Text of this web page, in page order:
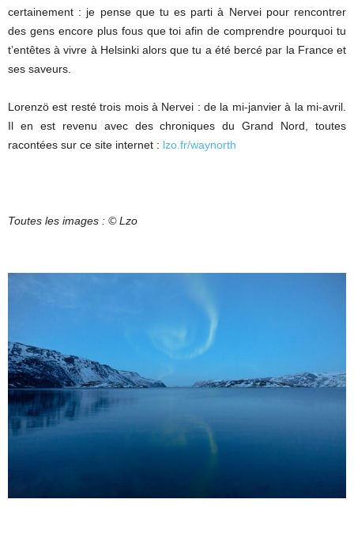
certainement : je pense que tu es parti à Nervei pour rencontrer
des gens encore plus fous que toi afin de comprendre pourquoi tu
t’entêtes à vivre à Helsinki alors que tu a été bercé par la France et
ses saveurs.
Lorenzö est resté trois mois à Nervei : de la mi-janvier à la mi-avril.
Il en est revenu avec des chroniques du Grand Nord, toutes
racontées sur ce site internet : lzo.fr/waynorth
Toutes les images : © Lzo